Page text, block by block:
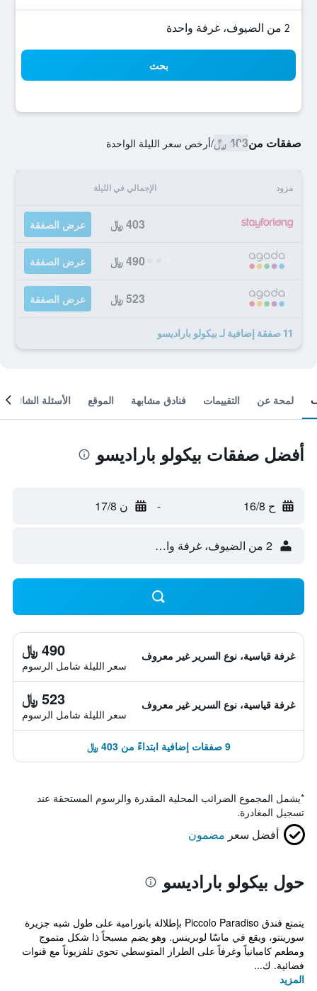
2 من الضيوف، غرفة واحدة
بحث
صفقات من403 ﷼ /أرخص سعر الليلة الواحدة
مزود الإجمالي في الليلة
403 ﷼ عرض الصفقة
490 ﷼ عرض الصفقة
523 ﷼ عرض الصفقة
11 صفقة إضافية لـ بيكولو باراديسو
لمحة عن التقييمات فنادق مشابهة الموقع الأسئلة الشائعة
أفضل صفقات بيكولو باراديسو
ح 16/8 - ن 17/8
2 من الضيوف، غرفة واحدة
غرفة قياسية، نوع السرير غير معروف 490 ﷼
سعر الليلة شامل الرسوم
غرفة قياسية، نوع السرير غير معروف 523 ﷼
سعر الليلة شامل الرسوم
9 صفقات إضافية ابتداءً من 403 ﷼
*يشمل المجموع الضرائب المحلية المقدرة والرسوم المستحقة عند
تسجيل المغادرة.
أفضل سعر مضمون
حول بيكولو باراديسو
يتمتع فندق Piccolo Paradiso بإطلالة بانورامية على طول شبه جزيرة
سورينتو، ويقع في ماسّا لوبرينس. وهو يضم مسبحاً ذا شكل متموج
ومطعم كامبانياً وغرفاً على الطراز المتوسطي تحوي تلفزيوناً مع قنوات
فضائية. ك...
المزيد